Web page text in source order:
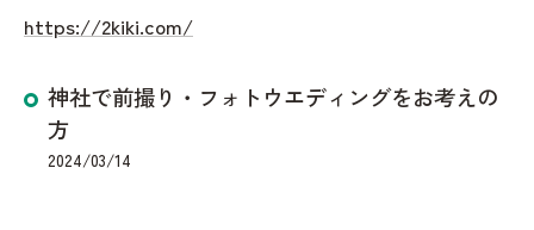
神社で前撮り・フォトウエディングをお考えの
方
2024/03/14
https://2kiki.com/